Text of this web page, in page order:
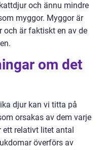
och ännu mindre
myggor. Myggor är
och är faktiskt en av de
om det
djur kan vi titta på
orsakas av dem varje
relativt litet antal
överförs av